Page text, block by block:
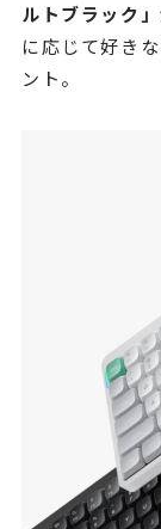
ルトブラック
に応じて好き
ント。